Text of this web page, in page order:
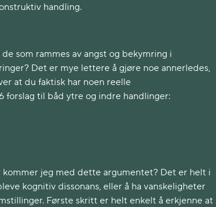
handling.
som rammes av angst og bekymring i
Det er mye lettere å gjøre noe annerledes,
at du faktisk har noen reelle
forslag til båd ytre og indre handlinger:
jeg med dette argumentet? Det er helt i
kognitiv dissonans, eller å ha vanskeligheter
Første skritt er helt enkelt å erkjenne at